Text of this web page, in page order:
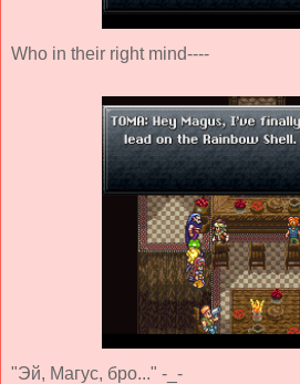
Who in their right mind----
"Эй, Магус, бро..." -_-